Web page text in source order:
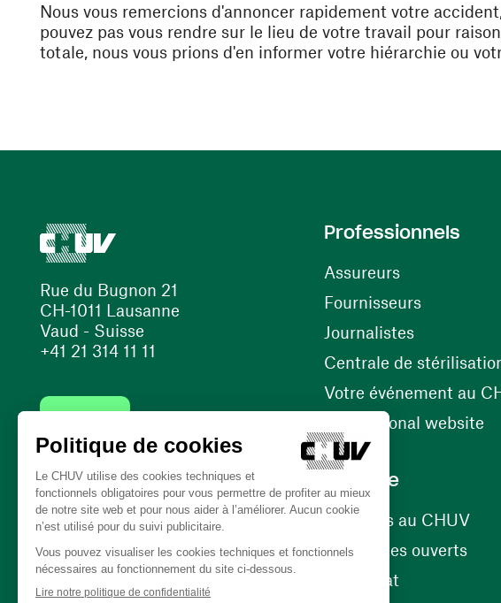
Nous vous remercions d'annoncer rapidement votre
pouvez pas vous rendre sur le lieu de votre travail pour
totale, nous vous prions d'en informer votre hiérarchie ou
Rue du Bugnon 21
CH-1011 Lausanne
Vaud - Suisse
+41 21 314 11 11
(opens in a new window)
Professionnels
Assureurs
Fournisseurs(opens in
Journalistes
Centrale de
Votre événement au
International website
Carrière
Carrières au CHUV
Nos postes ouverts
Bénévolat